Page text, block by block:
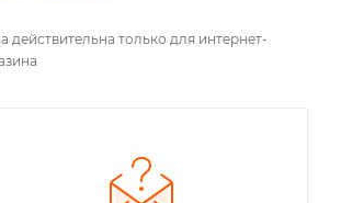
действительна только для интернет-